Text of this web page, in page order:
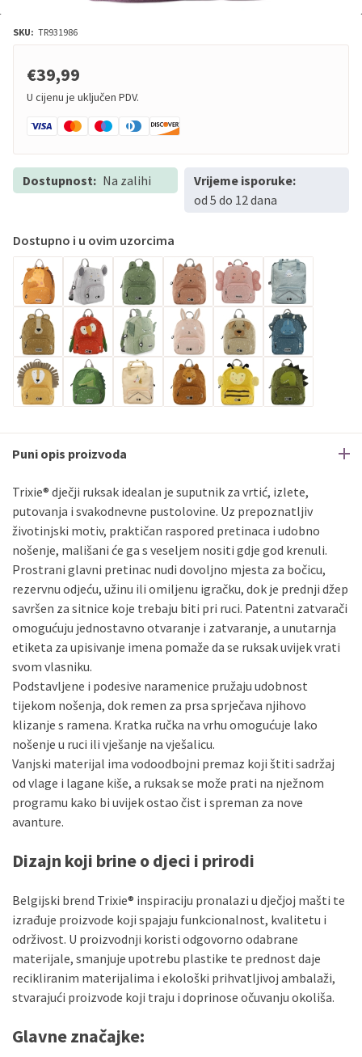
SKU: TR931986
€39,99
U cijenu je uključen PDV.
Dostupnost: Na zalihi
Vrijeme isporuke:
od 5 do 12 dana
Dostupno i u ovim uzorcima
Puni opis proizvoda
Trixie® dječji ruksak idealan je suputnik za vrtić, izlete,
putovanja i svakodnevne pustolovine. Uz prepoznatljiv
životinjski motiv, praktičan raspored pretinaca i udobno
nošenje, mališani će ga s veseljem nositi gdje god krenuli.
Prostrani glavni pretinac nudi dovoljno mjesta za bočicu,
rezervnu odjeću, užinu ili omiljenu igračku, dok je prednji džep
savršen za sitnice koje trebaju biti pri ruci. Patentni zatvarači
omogućuju jednostavno otvaranje i zatvaranje, a unutarnja
etiketa za upisivanje imena pomaže da se ruksak uvijek vrati
svom vlasniku.
Podstavljene i podesive naramenice pružaju udobnost
tijekom nošenja, dok remen za prsa sprječava njihovo
klizanje s ramena. Kratka ručka na vrhu omogućuje lako
nošenje u ruci ili vješanje na vješalicu.
Vanjski materijal ima vodoodbojni premaz koji štiti sadržaj
od vlage i lagane kiše, a ruksak se može prati na nježnom
programu kako bi uvijek ostao čist i spreman za nove
avanture.
Dizajn koji brine o djeci i prirodi
Belgijski brend Trixie® inspiraciju pronalazi u dječjoj mašti te
izrađuje proizvode koji spajaju funkcionalnost, kvalitetu i
održivost. U proizvodnji koristi odgovorno odabrane
materijale, smanjuje upotrebu plastike te prednost daje
recikliranim materijalima i ekološki prihvatljivoj ambalaži,
stvarajući proizvode koji traju i doprinose očuvanju okoliša.
Glavne značajke: